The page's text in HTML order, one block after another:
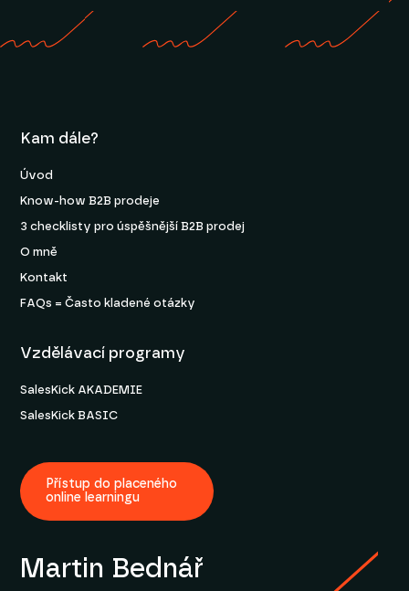
Kam dále?
Úvod
Know-how B2B prodeje
3 checklisty pro úspěšnější B2B prodej
O mně
Kontakt
FAQs = Často kladené otázky
Vzdělávací programy
SalesKick AKADEMIE
SalesKick BASIC
Přístup do placeného
online learningu
Martin Bednář